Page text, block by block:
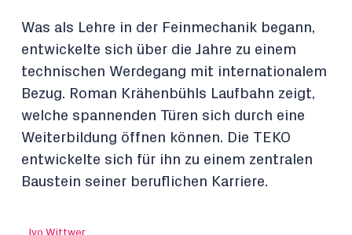
Was als Lehre in der Feinmechanik begann,
entwickelte sich über die Jahre zu einem
technischen Werdegang mit internationalem
Bezug. Roman Krähenbühls Laufbahn zeigt,
welche spannenden Türen sich durch eine
Weiterbildung öffnen können. Die TEKO
entwickelte sich für ihn zu einem zentralen
Baustein seiner beruflichen Karriere.
Ivo Wittwer